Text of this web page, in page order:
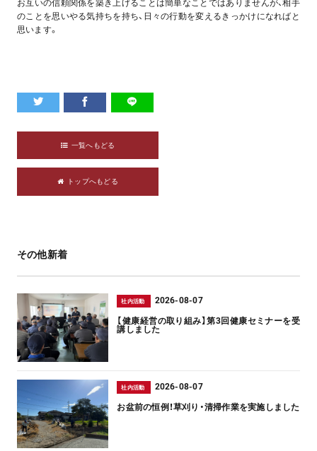
お互いの信頼関係を築き上げることは簡単なことではありませんが、相手
のことを思いやる気持ちを持ち、日々の行動を変えるきっかけになればと
思います。
一覧へもどる
トップへもどる
その他新着
社内活動 2026-08-07
【健康経営の取り組み】第3回健康セミナーを受
講しました
社内活動 2026-08-07
お盆前の恒例！草刈り・清掃作業を実施しました